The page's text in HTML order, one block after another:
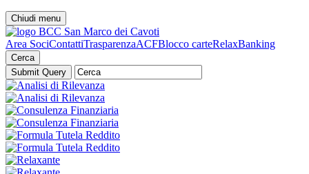
Chiudi menu
Area SociContattiTrasparenzaACFBlocco carteRelaxBanking
Cerca